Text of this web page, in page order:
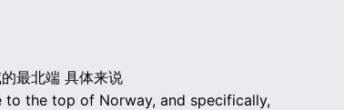
最北端 具体来说
to the top of Norway, and specifically,